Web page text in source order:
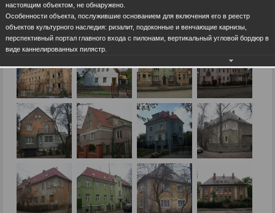
настоящим объектом, не обнаружено.
Особенности объекта, послужившие основанием для включения его в реестр
объектов культурного наследия: ризалит, подоконные и венчающие карнизы,
перспективный портал главного входа с пилонами, вертикальный угловой бордюр в
виде каннелированных пилястр.